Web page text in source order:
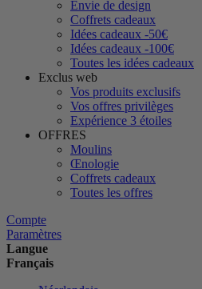
Envie de design
Coffrets cadeaux
Idées cadeaux -50€
Idées cadeaux -100€
Toutes les idées cadeaux
Exclus web
Vos produits exclusifs
Vos offres privilèges
Expérience 3 étoiles
OFFRES
Moulins
Œnologie
Coffrets cadeaux
Toutes les offres
Compte
Paramètres
Langue
Français